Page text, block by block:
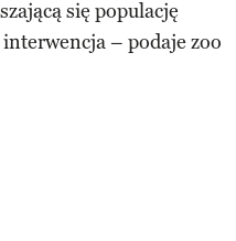
się populację
interwencja – podaje zoo